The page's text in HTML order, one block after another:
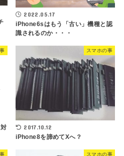
2022.05.17
iPhone6sはもう「古い」機種と認
識されるのか・・・
スマホの事
2017.10.12
iPhone8を諦めてXへ？
スマホの事